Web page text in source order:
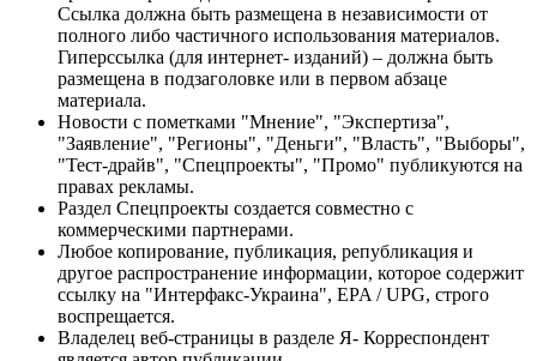
Ссылка должна быть размещена в независимости от
полного либо частичного использования материалов.
Гиперссылка (для интернет- изданий) – должна быть
размещена в подзаголовке или в первом абзаце
материала.
Новости с пометками "Мнение", "Экспертиза",
"Заявление", "Регионы", "Деньги", "Власть", "Выборы",
"Тест-драйв", "Спецпроекты", "Промо" публикуются на
правах рекламы.
Раздел Спецпроекты создается совместно с
коммерческими партнерами.
Любое копирование, публикация, републикация и
другое распространение информации, которое содержит
ссылку на "Интерфакс-Украина", EPA / UPG, строго
воспрещается.
Владелец веб-страницы в разделе Я- Корреспондент